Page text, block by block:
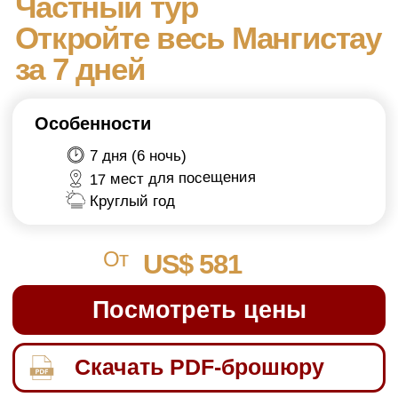
Phone:+7 771 286
От
Скачать PDF-брошюру
Цена зависит от размера группы и типа
пакета.
17 мест для посещения
Круглый год
US$ 581
ОБЗОР ТУРА
Основные моменты: